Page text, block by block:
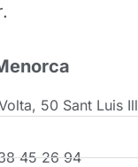
50 Sant Luis
45 26 94